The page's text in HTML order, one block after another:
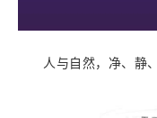
人与自然，净、静